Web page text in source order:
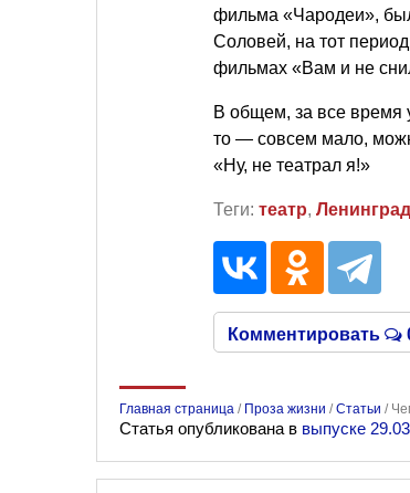
фильма «Чародеи»,
Соловей, на тот
фильмах «Вам и не
В общем, за все время
то — совсем мало,
«Ну, не театрал я!»
Теги: театр, Ленинград
Комментировать
Главная страница / Проза жизни /Статьи /
Статья опубликована в выпуске